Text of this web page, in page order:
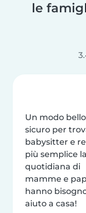
le
Un modo
sicuro per
babysitter e
più semplice
quotidiana di
mamme e
hanno
aiuto a casa!